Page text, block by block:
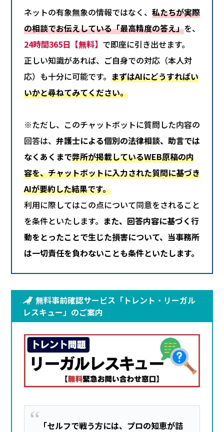
ネットの有象無象の情報ではなく、 私たちが実際
の相談でお伝えしている「最高精度の答え」を、
24時間365日【無料】 で即座に引き出せます。
正しい知識があれば、ご自身での対応（本人対
応）も十分に可能です。 まずはAIにどうすればい
いかと尋ねてみてください。
※ただし、このチャットボットに質問した内容の
回答は、 弁護士による個別の法律相談、助言では
なくあくまで弊所が掲載しているWEB原稿の内
容を、チャットボットに入力された質問に基づき
AIが要約した結果です。
利用に際してはこの点について同意をされること
を条件といたします。 また、回答内容に基づく行
動をとったことで生じた損害について、当事務所
は一切責任を負わないことも条件といたします。
無料事前確認サービス「トレント・リーガル
レスキュー」のご案内
「セルフで戦う方には、プロの知恵が詰